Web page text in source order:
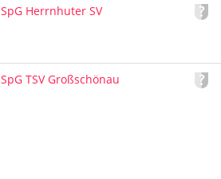
SpG Herrnhuter SV
SpG TSV Großschönau